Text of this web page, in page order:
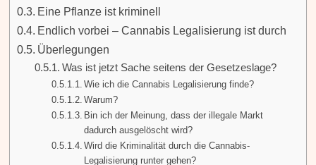
Eine Pflanze ist kriminell
Endlich vorbei – Cannabis Legalisierung ist durch
Überlegungen
Was ist jetzt Sache seitens der Gesetzeslage?
Wie ich die Cannabis Legalisierung finde?
Warum?
Bin ich der Meinung, dass der illegale Markt
dadurch ausgelöscht wird?
Wird die Kriminalität durch die Cannabis-
Legalisierung runter gehen?